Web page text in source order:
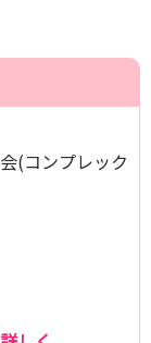
(コンプレック